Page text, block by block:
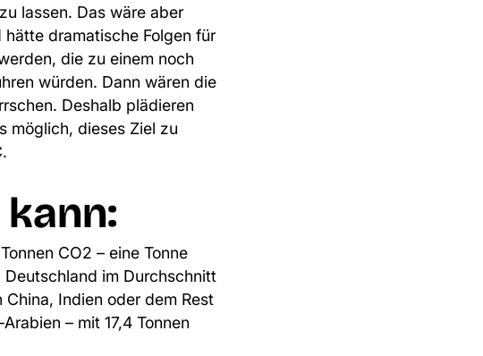
lassen. Das wäre aber
dramatische Folgen für
, die zu einem noch
würden. Dann wären die
Deshalb plädieren
möglich, dieses Ziel zu
.
CO2 – eine Tonne
im Durchschnitt
Indien oder dem Rest
– mit 17,4 Tonnen